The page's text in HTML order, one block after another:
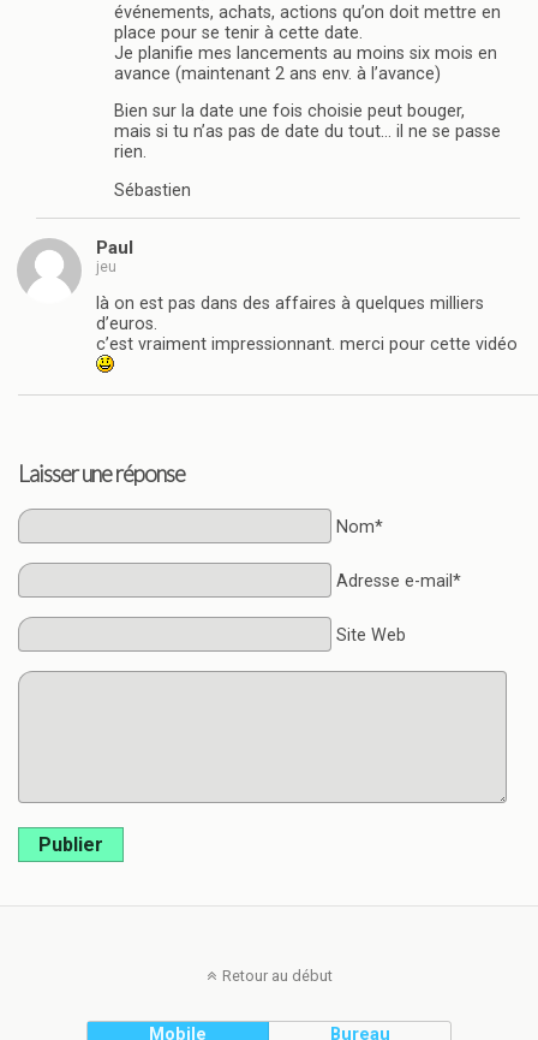
événements, achats, actions qu’on doit mettre en
place pour se tenir à cette date.
Je planifie mes lancements au moins six mois en
avance (maintenant 2 ans env. à l’avance)
Bien sur la date une fois choisie peut bouger,
mais si tu n’as pas de date du tout… il ne se passe
rien.
Sébastien
Paul
jeu
là on est pas dans des affaires à quelques milliers
d’euros.
c’est vraiment impressionnant. merci pour cette vidéo
Laisser une réponse
Nom*
Adresse e-mail*
Site Web
Publier
Retour au début
Mobile Bureau